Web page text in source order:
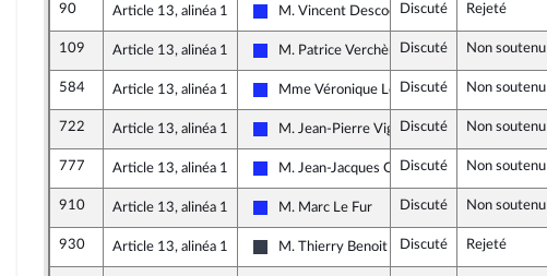
90 Article 13, alinéa 1
Les Républicains
M. Vincent DescoeurDiscuté Rejeté
109 Article 13, alinéa 1
Les Républicains
M. Patrice VerchèreDiscuté Non soutenu
584 Article 13, alinéa 1
Les Républicains
Mme Véronique Louwagie
Discuté Non soutenu
722 Article 13, alinéa 1
Les Républicains
M. Jean-Pierre VigierDiscuté Non soutenu
777 Article 13, alinéa 1
Les Républicains
M. Jean-Jacques Gaultier
Discuté Non soutenu
910 Article 13, alinéa 1
Les Républicains
M. Marc Le Fur Discuté Non soutenu
930 Article 13, alinéa 1
UDI, Agir et Indépendants
M. Thierry Benoit Discuté Rejeté